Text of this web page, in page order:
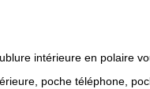
intérieure en polaire
poche téléphone,